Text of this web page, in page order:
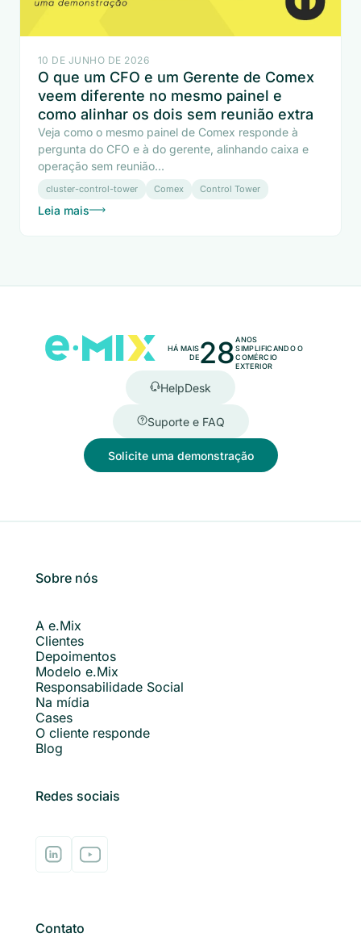
10 DE JUNHO DE 2026
O que um CFO e um Gerente de Comex
veem diferente no mesmo painel e
como alinhar os dois sem reunião extra
Veja como o mesmo painel de Comex responde à
pergunta do CFO e à do gerente, alinhando caixa e
operação sem reunião...
cluster-control-tower Comex Control Tower
Leia mais
HÁ MAIS
DE28ANOS
SIMPLIFICANDO O
COMÉRCIO
EXTERIOR
HelpDesk
Suporte e FAQ
Solicite uma demonstração
Sobre nós
A e.Mix
Clientes
Depoimentos
Modelo e.Mix
Responsabilidade Social
Na mídia
Cases
O cliente responde
Blog
Redes sociais
Contato